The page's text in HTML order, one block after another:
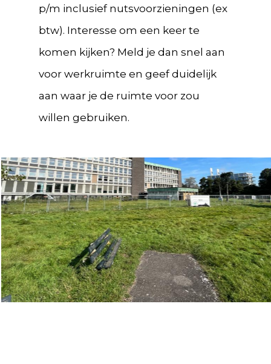
p/m inclusief nutsvoorzieningen (ex
btw). Interesse om een keer te
komen kijken? Meld je dan snel aan
voor werkruimte en geef duidelijk
aan waar je de ruimte voor zou
willen gebruiken.